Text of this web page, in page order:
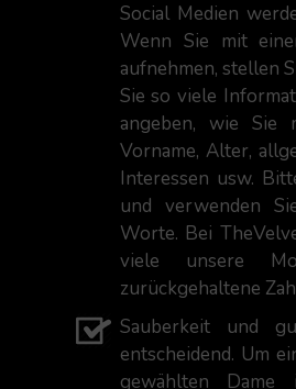
Social Medien
Wenn Sie mit
aufnehmen, stellen
Sie so viele
angeben, wie Sie
Vorname, Alter,
Interessen usw.
und verwenden
Worte. Bei
viele unsere
zurückgehaltene
Sauberkeit und
entscheidend. Um
gewählten